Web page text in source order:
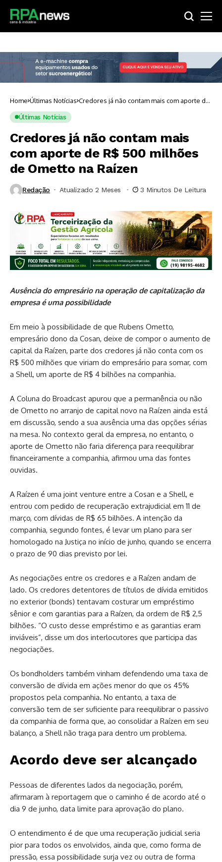
Home Últimas Notícias Credores já não contam mais com aporte de
R$ 500 milhões de Ometto na Raízen
Últimas Notícias
Credores já não contam mais
com aporte de R$ 500 milhões
de Ometto na Raízen
Redação Atualizado 2 Meses ⁮ 3 Minutos De Leitura
Ausência do empresário na operação de capitalização da
empresa é uma possibilidade
Em meio à possibilidade de que Rubens Ometto,
empresário dono da Cosan, deixe de compor o aumento de
capital da Raízen, parte dos credores já não conta com os
R$ 500 milhões que viriam do empresário para somar, com
a Shell, um aporte de R$ 4 bilhões na companhia.
A Coluna do Broadcast apurou que a permanência ou não
de Ometto no arranjo de capital novo na Raízen ainda está
em discussão, sendo a sua ausência uma das opções sérias
na mesa. No contexto geral da empresa, no entanto, o
aporte de Ometto não faria diferença para reequilibrar
financeiramente a companhia, afirmou uma das fontes
ouvidas.
A Raízen é uma joint venture entre a Cosan e a Shell, e
entrou com pedido de recuperação extrajudicial em 11 de
março, com dívidas de R$ 65 bilhões. A intenção da
companhia, segundo fontes, é levar um plano para ser
homologado na Justiça no início de junho, quando se encerra
o prazo de 90 dias previsto por lei.
As negociações entre os credores e a Raízen andam de
lado. Os credores detentores de títulos de dívida emitidos
no exterior (bonds) tentavam costurar um empréstimo
sênior e com garantias para a Raízen, da ordem de R$ 2,5
bilhões. “O custo desse empréstimo e as garantias eram
inviáveis”, disse um dos interlocutores que participa das
negociações.
Os bondholders também vinham defendendo uma taxa de
conversão de dívida em ações menor do que os 45%
propostos pela companhia. No entanto, a taxa de
conversão tem de ser suficiente para reequilibrar o passivo
da companhia de forma que, ao consolidar a Raízen em seu
balanço, a Shell não traga para dentro um problema.
Acordo deve ser alcançado
Pessoas de diferentes lados da negociação, porém,
afirmaram à reportagem que o caminho é de acordo até o
dia 9 de junho, data limite para aprovação do plano.
O entendimento é de que uma recuperação judicial seria
pior para todos os envolvidos, ainda que, como forma de
pressão, essa possibilidade surja vez ou outra de forma